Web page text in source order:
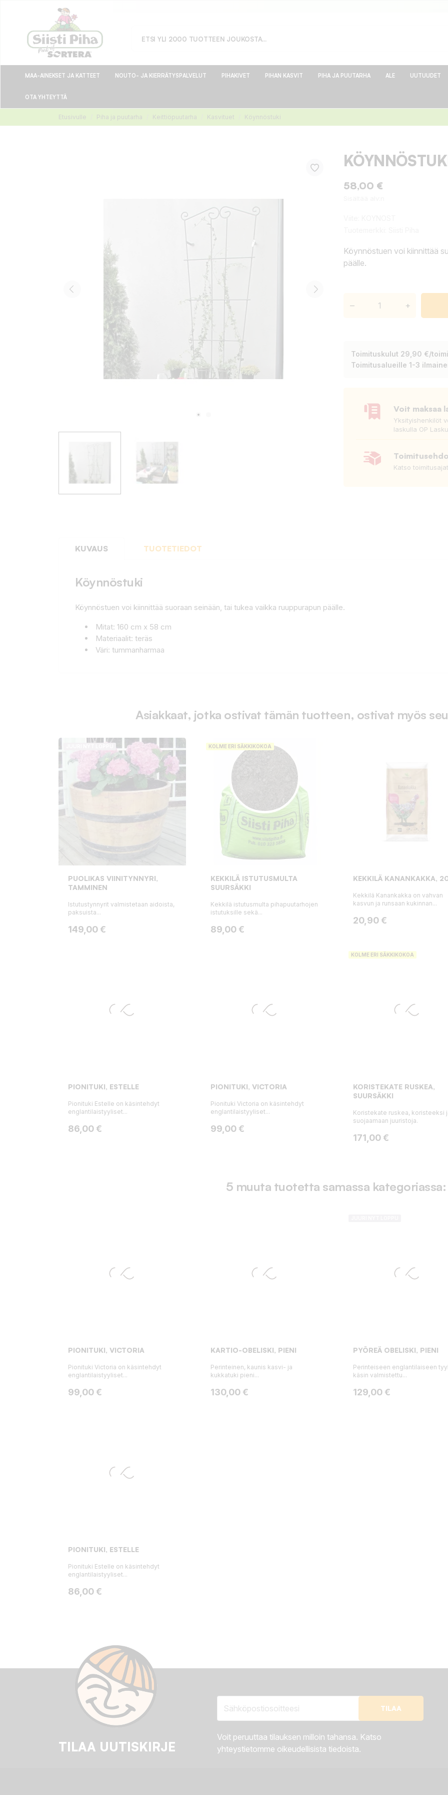
MAA-AINEKSET JA KATTEET NOUTO- JA KIERRÄTYSPALVELUT PIHAKIVET PIHAN KASVIT PIHA JA PUUTARHA ALE UUTUUDET
OTA YHTEYTTÄ
Etusivulle Piha ja puutarha Keittiöpuutarha Kasvituet Köynnöstuki
58,00 €
Köynnöstuen voi kiinnittää
päälle.
– +
Toimituskulut 29,90 €/
Toimitusalueille 1-3
Voit maksaa
Yksityishenkilöt
laskulla OP
Katso
KUVAUS TUOTETIEDOT
Köynnöstuki
Köynnöstuen voi kiinnittää suoraan seinään, tai tukea vaikka ruuppurapun päälle.
Mitat: 160 cm x 58 cm
Materiaalit: teräs
Väri: tummanharmaa
Asiakkaat, jotka ostivat tämän tuotteen, ostivat myös
PUOLIKAS VIINITYNNYRI,
TAMMINEN
Istutustynnyrit valmistetaan aidoista,
paksuista...
Hinta
149,00 €
KOLME ERI SÄKKIKOKOA
KEKKILÄ ISTUTUSMULTA
SUURSÄKKI
Kekkilä istutusmulta pihapuutarhojen
istutuksille sekä...
Hinta
89,00 €
KEKKILÄ KANANKAKKA,
Kekkilä Kanankakka on vahvan
kasvun ja runsaan kukinnan...
Hinta
20,90 €
PIONITUKI, ESTELLE
Pionituki Estelle on käsintehdyt
englantilaistyyliset...
Hinta
86,00 €
PIONITUKI, VICTORIA
Pionituki Victoria on käsintehdyt
englantilaistyyliset...
Hinta
99,00 €
KOLME ERI SÄKKIKOKOA
KORISTEKATE RUSKEA,
SUURSÄKKI
Koristekate ruskea, koristeeksi
suojaamaan juuristoja.
Hinta
171,00 €
5 muuta tuotetta samassa kategoriassa:
PIONITUKI, VICTORIA
Pionituki Victoria on käsintehdyt
englantilaistyyliset...
Hinta
99,00 €
KARTIO-OBELISKI, PIENI
Perinteinen, kaunis kasvi- ja
kukkatuki pieni...
Hinta
130,00 €
PYÖREÄ OBELISKI, PIENI
Perinteiseen englantilaiseen
käsin valmistettu...
Hinta
129,00 €
PIONITUKI, ESTELLE
Pionituki Estelle on käsintehdyt
englantilaistyyliset...
Hinta
86,00 €
TILAA UUTISKIRJE
Voit peruuttaa tilauksen milloin tahansa. Katso
yhteystietomme oikeudellisista tiedoista.